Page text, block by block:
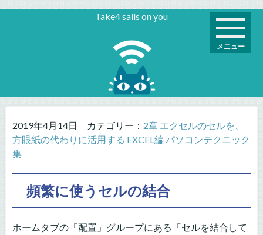
メニュー
Take4 sails on you
2019年4月14日 カテゴリー： 2章 エクセルのセルを、
方眼紙の代わりに活用する EXCEL編 パソコンテクニック
集
頻繁に使うセルの結合
ホームタブの「配置」グループにある「セルを結合して